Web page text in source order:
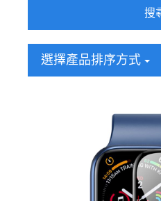
搜
選擇產品排序方式